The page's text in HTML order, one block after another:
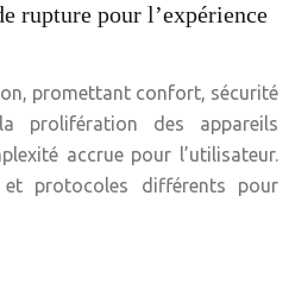
rupture pour l’expérience
promettant confort, sécurité
prolifération des appareils
accrue pour l’utilisateur.
et protocoles différents pour